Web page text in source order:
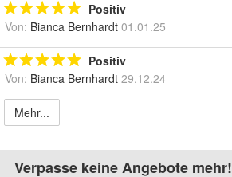
Positiv
Von: Bianca Bernhardt 01.01.25
Positiv
Von: Bianca Bernhardt 29.12.24
Mehr...
Verpasse keine Angebote mehr!